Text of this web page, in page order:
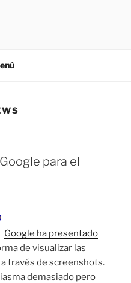
para el
Google ha presentado
de visualizar las
través de screenshots.
demasiado pero